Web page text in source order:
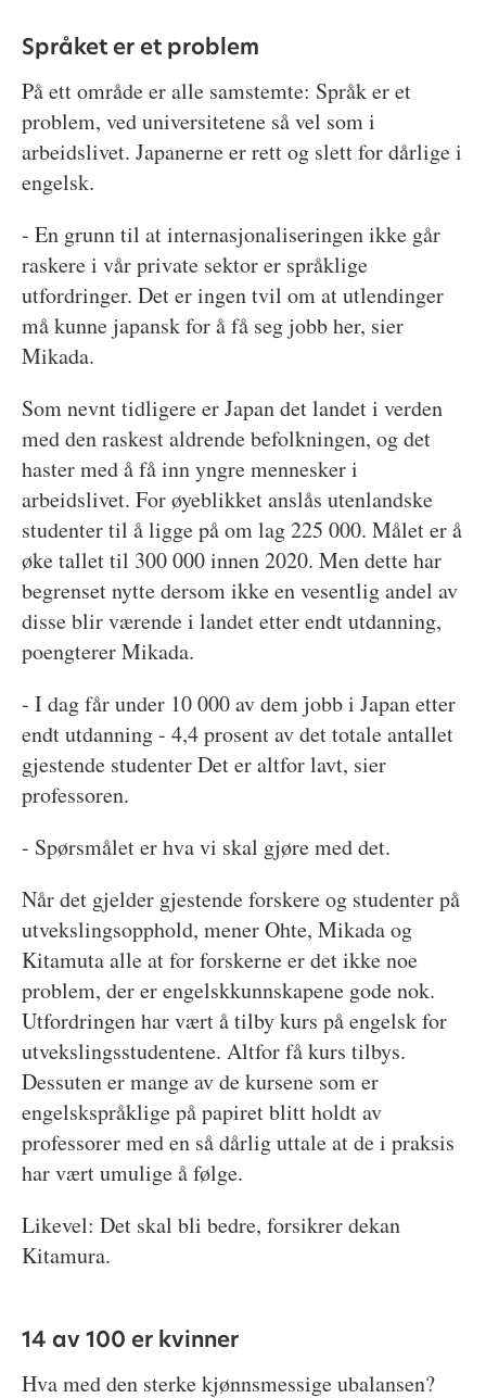
Språket er et problem
På ett område er alle samstemte: Språk er et
problem, ved universitetene så vel som i
arbeidslivet. Japanerne er rett og slett for dårlige i
engelsk.
- En grunn til at internasjonaliseringen ikke går
raskere i vår private sektor er språklige
utfordringer. Det er ingen tvil om at utlendinger
må kunne japansk for å få seg jobb her, sier
Mikada.
Som nevnt tidligere er Japan det landet i verden
med den raskest aldrende befolkningen, og det
haster med å få inn yngre mennesker i
arbeidslivet. For øyeblikket anslås utenlandske
studenter til å ligge på om lag 225 000. Målet er å
øke tallet til 300 000 innen 2020. Men dette har
begrenset nytte dersom ikke en vesentlig andel av
disse blir værende i landet etter endt utdanning,
poengterer Mikada.
- I dag får under 10 000 av dem jobb i Japan etter
endt utdanning - 4,4 prosent av det totale antallet
gjestende studenter Det er altfor lavt, sier
professoren.
- Spørsmålet er hva vi skal gjøre med det.
Når det gjelder gjestende forskere og studenter på
utvekslingsopphold, mener Ohte, Mikada og
Kitamuta alle at for forskerne er det ikke noe
problem, der er engelskkunnskapene gode nok.
Utfordringen har vært å tilby kurs på engelsk for
utvekslingsstudentene. Altfor få kurs tilbys.
Dessuten er mange av de kursene som er
engelskspråklige på papiret blitt holdt av
professorer med en så dårlig uttale at de i praksis
har vært umulige å følge.
Likevel: Det skal bli bedre, forsikrer dekan
Kitamura.
14 av 100 er kvinner
Hva med den sterke kjønnsmessige ubalansen?